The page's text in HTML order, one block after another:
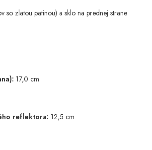
so zlatou patinou) a sklo na prednej strane
17,0 cm
reflektora: 12,5 cm